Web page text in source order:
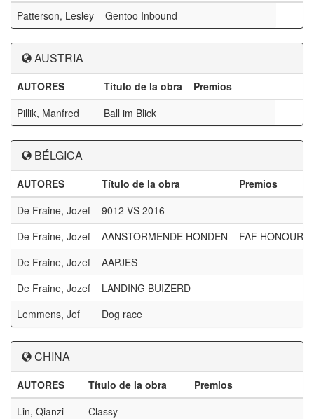
Patterson, Lesley
Gentoo Inbound
AUSTRIA
AUTORES Título de la obra
Premios
Pillik, Manfred
Ball im Blick
BÉLGICA
AUTORES Título de la obra
Premios
De Fraine, Jozef
9012 VS 2016
De Fraine, Jozef
AANSTORMENDE HONDEN
FAF
De Fraine, Jozef
AAPJES
De Fraine, Jozef
LANDING BUIZERD
Lemmens, Jef
Dog race
CHINA
AUTORES Título de la obra
Premios
Lin, Qianzi
Classy